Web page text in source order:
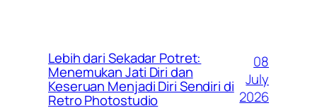
Lebih dari Sekadar Potret:
Menemukan Jati Diri dan
Keseruan Menjadi Diri Sendiri di
Retro Photostudio
08
July
2026